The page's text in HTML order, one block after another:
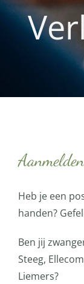
Heb je een
handen?
Ben jij
Steeg,
Liemers?